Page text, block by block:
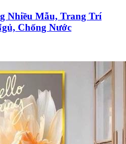
Nhiều Mẫu, Trang Trí
Chống Nước